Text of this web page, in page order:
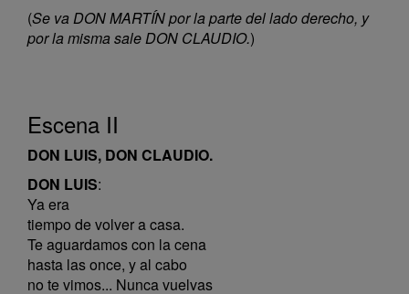
(Se va DON MARTÍN por la parte del lado derecho, y
por la misma sale DON CLAUDIO.)
Escena II
DON LUIS, DON CLAUDIO.
DON LUIS:
Ya era
tiempo de volver a casa.
Te aguardamos con la cena
hasta las once, y al cabo
no te vimos... Nunca vuelvas